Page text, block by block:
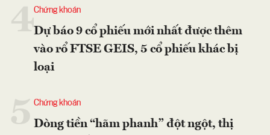
4Chứng khoán
Dự báo 9 cổ phiếu mới nhất được thêm
vào rổ FTSE GEIS, 5 cổ phiếu khác bị
loại
Chứng khoán
Dòng tiền “hãm phanh” đột ngột, thị